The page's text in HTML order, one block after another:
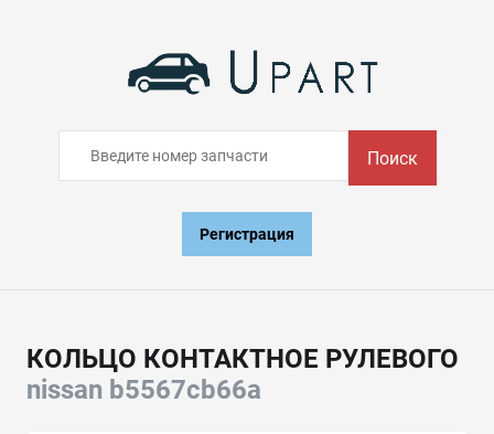
Поиск
Регистрация
КОЛЬЦО КОНТАКТНОЕ РУЛЕВОГО
nissan b5567cb66a